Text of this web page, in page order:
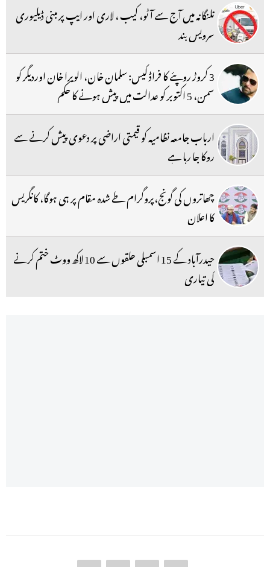
تلنگانہ میں آج سے آٹو، کیب ، لاری اور ایپ پر مبنی ڈیلیوری
سرویس بند
3 کروڑ روپئے کا فراڈ کیس: سلمان خان، الویرا خان اوردیگر کو
سمن، 5 اکتوبر کو عدالت میں پیش ہونے کا حکم
ارباب جامعہ نظامیہ کو قیمتی اراضی پر دعوی پیش کرنے سے
روکا جا رہا ہے
چھاتروں کی گونج،پروگرام طے شدہ مقام پر ہی ہوگا، کانگریس
کا اعلان
حیدرآباد کے 15 اسمبلی حلقوں سے 10 لاکھ ووٹ ختم کرنے
کی تیاری